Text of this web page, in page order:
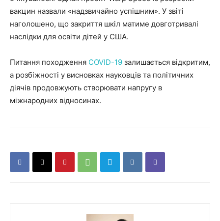
вакцин назвали «надзвичайно успішним». У звіті
наголошено, що закриття шкіл матиме довготривалі
наслідки для освіти дітей у США.
Питання походження COVID-19 залишається відкритим,
а розбіжності у висновках науковців та політичних
діячів продовжують створювати напругу в
міжнародних відносинах.